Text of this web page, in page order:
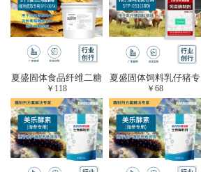
夏盛固体食品纤维二糖
酶(植物提取专用酶/用
于虎杖白藜芦醇提
取)FFG-0656
￥ 118
夏盛固体饲料乳仔猪专
用复合酶SFG-0932
￥ 68